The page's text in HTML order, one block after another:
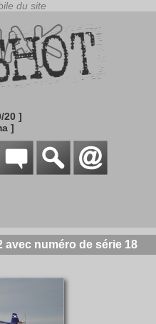
20 ]
]
avec numéro de série 18